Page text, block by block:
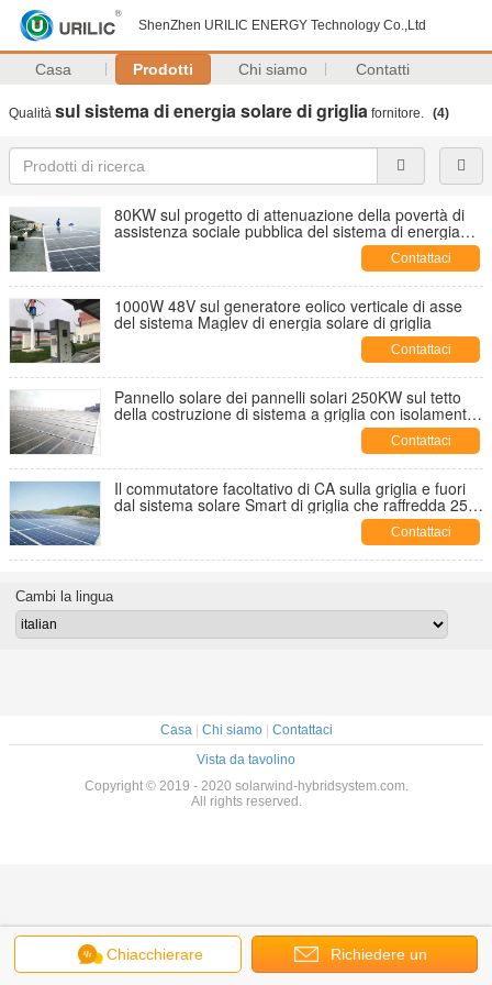
ShenZhen URILIC ENERGY Technology Co.,Ltd
Casa Prodotti Chi siamo Contatti
Qualità sul sistema di energia solare di griglia fornitore. (4)
80KW sul progetto di attenuazione della povertà di
assistenza sociale pubblica del sistema di energia
Contattaci
1000W 48V sul generatore eolico verticale di asse
del sistema Maglev di energia solare di griglia
Contattaci
Pannello solare dei pannelli solari 250KW sul tetto
della costruzione di sistema a griglia con isolamento
Contattaci
Il commutatore facoltativo di CA sulla griglia e fuori
dal sistema solare Smart di griglia che raffredda 25
Contattaci
Chiacchierare Richiedere un
Cambi la lingua
Casa| Chi siamo| Contattaci
Vista da tavolino
Copyright © 2019 - 2020 solarwind-hybridsystem.com.
All rights reserved.